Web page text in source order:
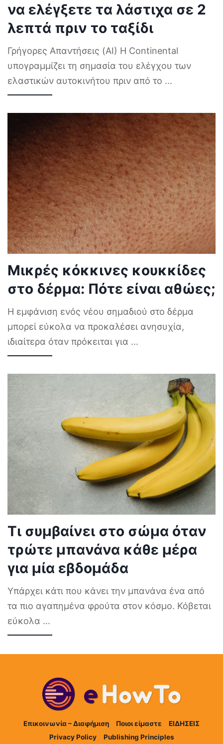
να ελέγξετε τα λάστιχα σε 2
λεπτά πριν το ταξίδι
Γρήγορες Απαντήσεις (AI) Η Continental
υπογραμμίζει τη σημασία του ελέγχου των
ελαστικών αυτοκινήτου πριν από το ...
Μικρές κόκκινες κουκκίδες
στο δέρμα: Πότε είναι αθώες;
Η εμφάνιση ενός νέου σημαδιού στο δέρμα
μπορεί εύκολα να προκαλέσει ανησυχία,
ιδιαίτερα όταν πρόκειται για ...
Τι συμβαίνει στο σώμα όταν
τρώτε μπανάνα κάθε μέρα
για μία εβδομάδα
Υπάρχει κάτι που κάνει την μπανάνα ένα από
τα πιο αγαπημένα φρούτα στον κόσμο. Κόβεται
εύκολα ...
Επικοινωνία – Διαφήμιση Ποιοι είμαστε
ΕΙΔΗΣΕΙΣ
Privacy Policy
Publishing Principles